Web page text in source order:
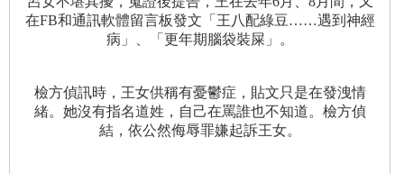
在FB和通訊軟體留言板發文「王八配綠豆……遇到神經
病」、「更年期腦袋裝屎」。
檢方偵訊時，王女供稱有憂鬱症，貼文只是在發洩情
緒。她沒有指名道姓，自己在罵誰也不知道。檢方偵
結，依公然侮辱罪嫌起訴王女。